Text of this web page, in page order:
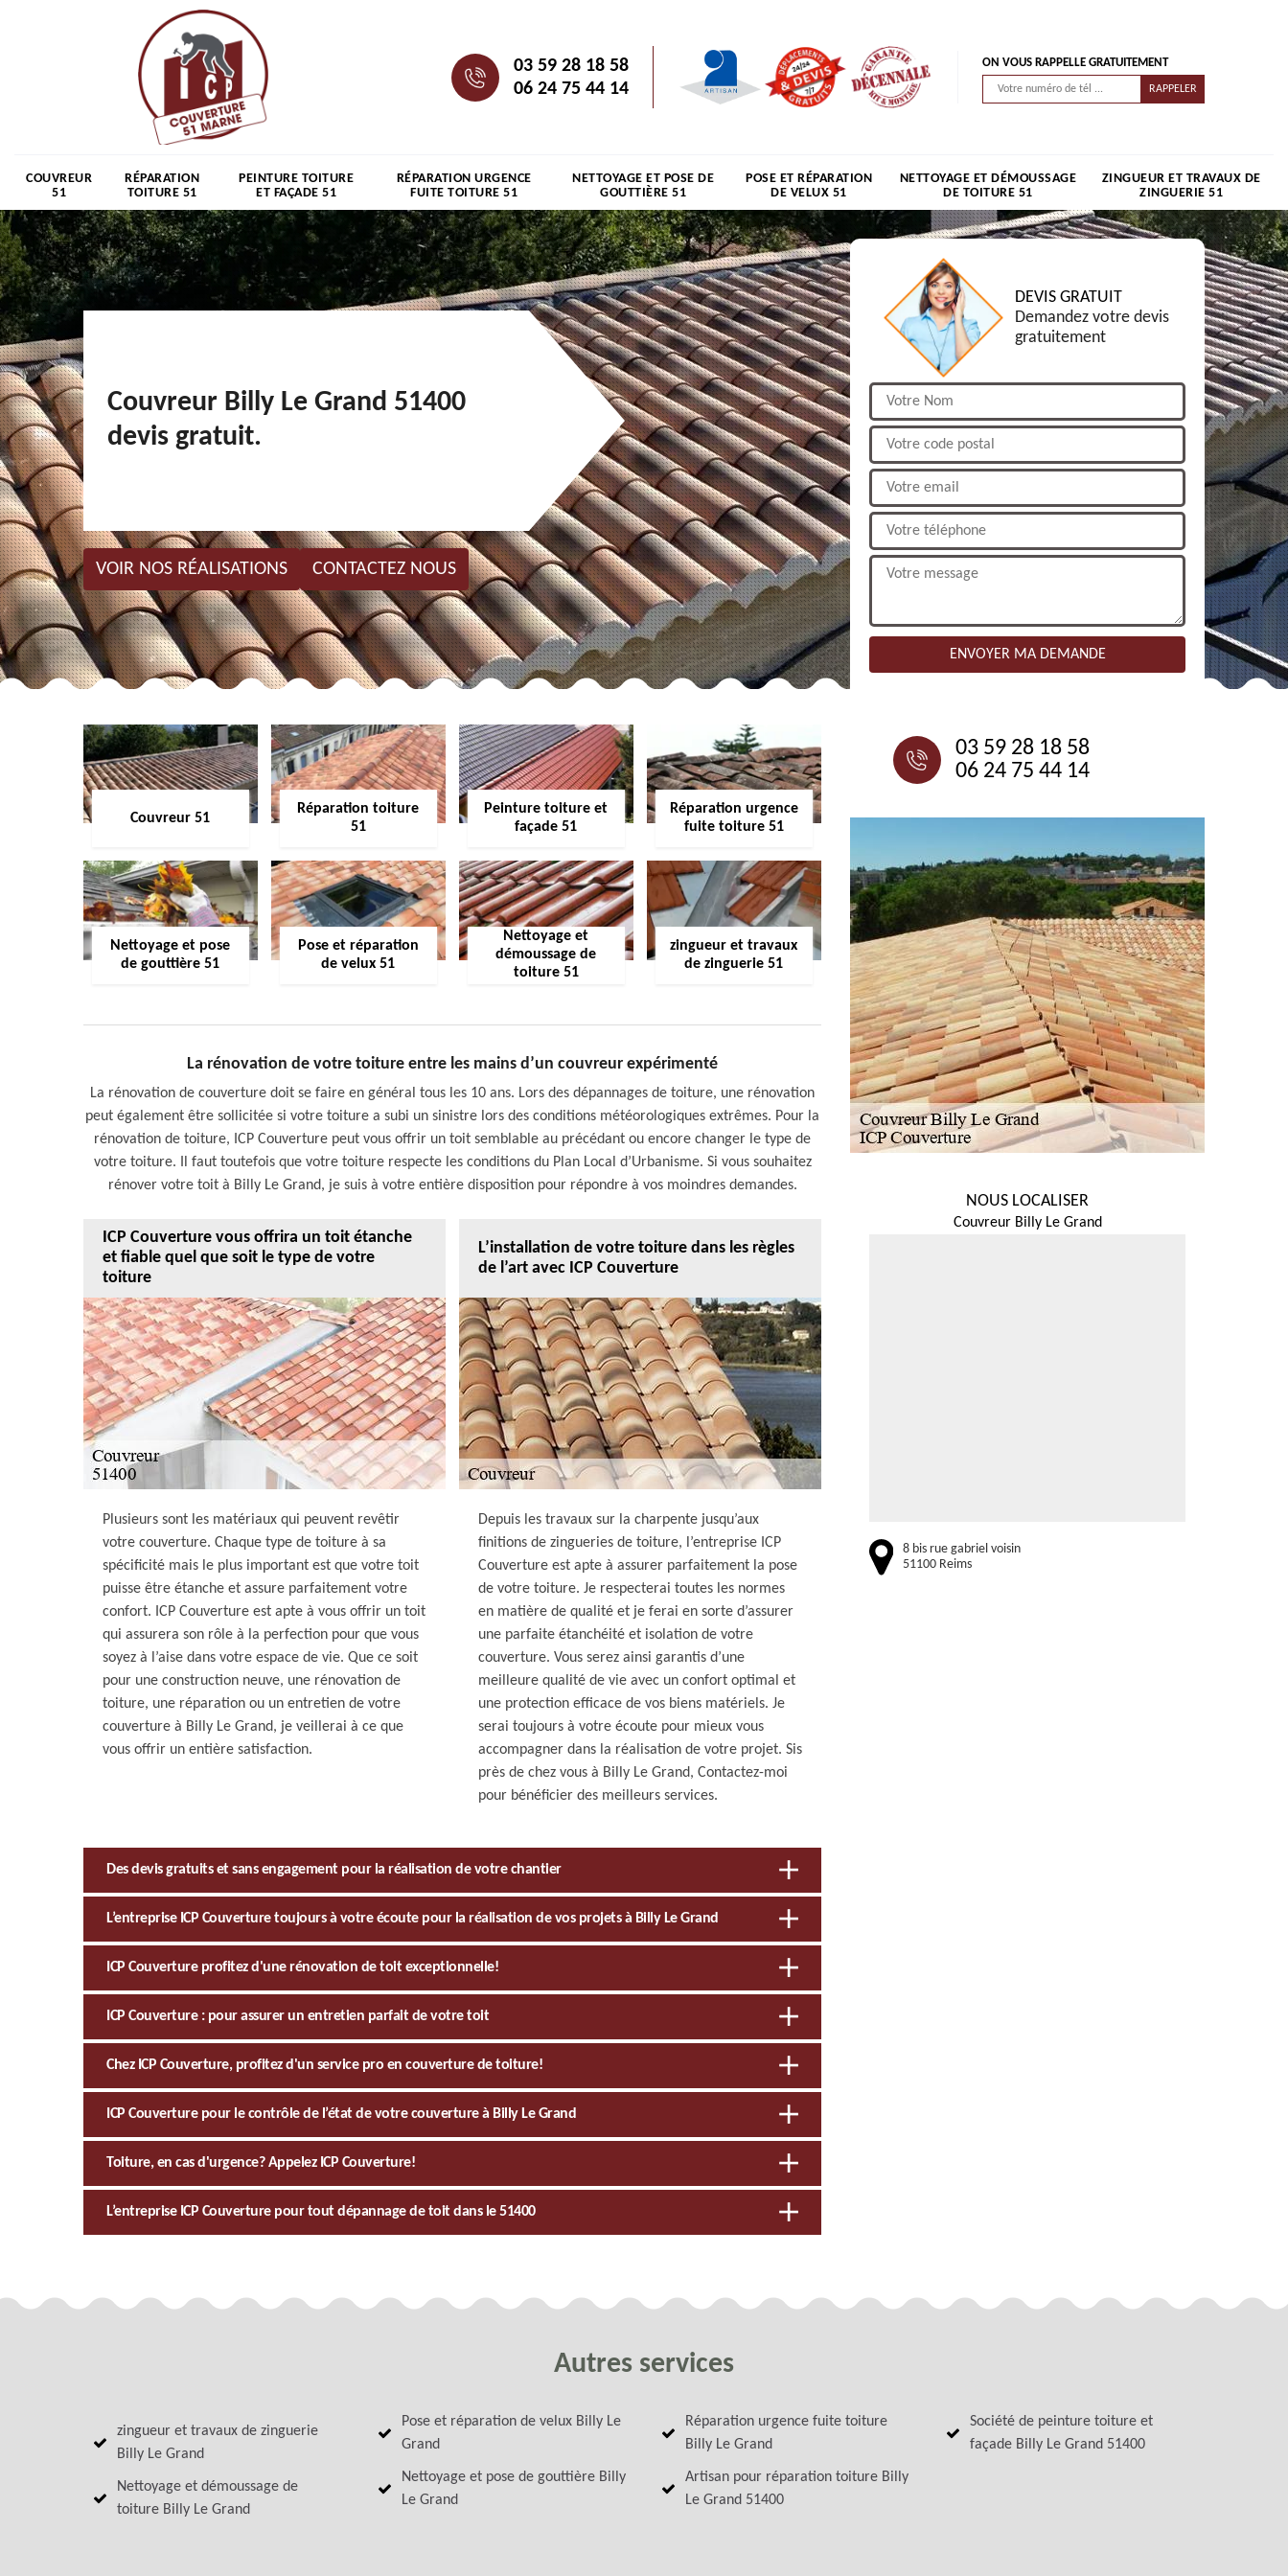
03 59 28 18 58
06 24 75 44 14
ON VOUS RAPPELLE GRATUITEMENT
COUVREUR
51
RÉPARATION
TOITURE 51
PEINTURE TOITURE
ET FAÇADE 51
RÉPARATION URGENCE
FUITE TOITURE 51
NETTOYAGE ET POSE DE
GOUTTIÈRE 51
POSE ET RÉPARATION
DE VELUX 51
NETTOYAGE ET DÉMOUSSAGE
DE TOITURE 51
ZINGUEUR ET TRAVAUX DE
ZINGUERIE 51
Couvreur Billy Le Grand 51400
devis gratuit.
VOIR NOS RÉALISATIONS CONTACTEZ NOUS
Couvreur 51
Réparation toiture
51
Peinture toiture et
façade 51
Réparation urgence
fuite toiture 51
Nettoyage et pose
de gouttière 51
Pose et réparation
de velux 51
Nettoyage et
démoussage de
toiture 51
zingueur et travaux
de zinguerie 51
La rénovation de votre toiture entre les mains d’un couvreur expérimenté
La rénovation de couverture doit se faire en général tous les 10 ans. Lors des dépannages de toiture, une rénovation
peut également être sollicitée si votre toiture a subi un sinistre lors des conditions météorologiques extrêmes. Pour la
rénovation de toiture, ICP Couverture peut vous offrir un toit semblable au précédant ou encore changer le type de
votre toiture. Il faut toutefois que votre toiture respecte les conditions du Plan Local d’Urbanisme. Si vous souhaitez
rénover votre toit à Billy Le Grand, je suis à votre entière disposition pour répondre à vos moindres demandes.
ICP Couverture vous offrira un toit étanche
et fiable quel que soit le type de votre
toiture
Plusieurs sont les matériaux qui peuvent revêtir
votre couverture. Chaque type de toiture à sa
spécificité mais le plus important est que votre toit
puisse être étanche et assure parfaitement votre
confort. ICP Couverture est apte à vous offrir un toit
qui assurera son rôle à la perfection pour que vous
soyez à l’aise dans votre espace de vie. Que ce soit
pour une construction neuve, une rénovation de
toiture, une réparation ou un entretien de votre
couverture à Billy Le Grand, je veillerai à ce que
vous offrir un entière satisfaction.
L’installation de votre toiture dans les règles
de l’art avec ICP Couverture
Depuis les travaux sur la charpente jusqu’aux
finitions de zingueries de toiture, l’entreprise ICP
Couverture est apte à assurer parfaitement la pose
de votre toiture. Je respecterai toutes les normes
en matière de qualité et je ferai en sorte d’assurer
une parfaite étanchéité et isolation de votre
couverture. Vous serez ainsi garantis d’une
meilleure qualité de vie avec un confort optimal et
une protection efficace de vos biens matériels. Je
serai toujours à votre écoute pour mieux vous
accompagner dans la réalisation de votre projet. Sis
près de chez vous à Billy Le Grand, Contactez-moi
pour bénéficier des meilleurs services.
Des devis gratuits et sans engagement pour la réalisation de votre chantier
L’entreprise ICP Couverture toujours à votre écoute pour la réalisation de vos projets à Billy Le Grand
ICP Couverture profitez d'une rénovation de toit exceptionnelle!
ICP Couverture : pour assurer un entretien parfait de votre toit
Chez ICP Couverture, profitez d'un service pro en couverture de toiture!
ICP Couverture pour le contrôle de l’état de votre couverture à Billy Le Grand
Toiture, en cas d'urgence? Appelez ICP Couverture!
L’entreprise ICP Couverture pour tout dépannage de toit dans le 51400
DEVIS GRATUIT
Demandez votre devis
gratuitement
03 59 28 18 58
06 24 75 44 14
NOUS LOCALISER
Couvreur Billy Le Grand
8 bis rue gabriel voisin
51100 Reims
Autres services
zingueur et travaux de zinguerie
Billy Le Grand
Nettoyage et démoussage de
toiture Billy Le Grand
Pose et réparation de velux Billy Le
Grand
Nettoyage et pose de gouttière Billy
Le Grand
Réparation urgence fuite toiture
Billy Le Grand
Artisan pour réparation toiture Billy
Le Grand 51400
Société de peinture toiture et
façade Billy Le Grand 51400